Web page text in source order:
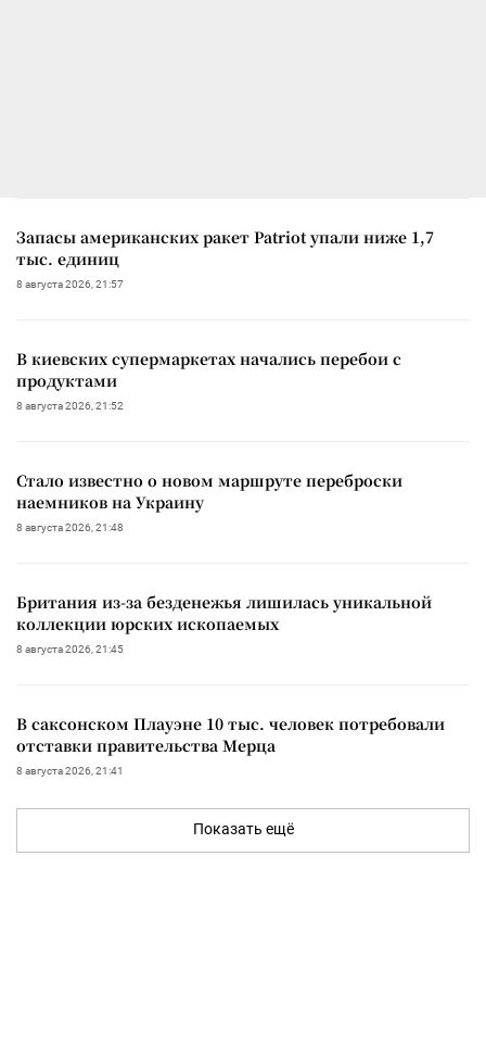
Запасы американских ракет Patriot упали ниже 1,7
тыс. единиц
8 августа 2026, 21:57
В киевских супермаркетах начались перебои с
продуктами
8 августа 2026, 21:52
Стало известно о новом маршруте переброски
наемников на Украину
8 августа 2026, 21:48
Британия из-за безденежья лишилась уникальной
коллекции юрских ископаемых
8 августа 2026, 21:45
В саксонском Плауэне 10 тыс. человек потребовали
отставки правительства Мерца
8 августа 2026, 21:41
Показать ещё